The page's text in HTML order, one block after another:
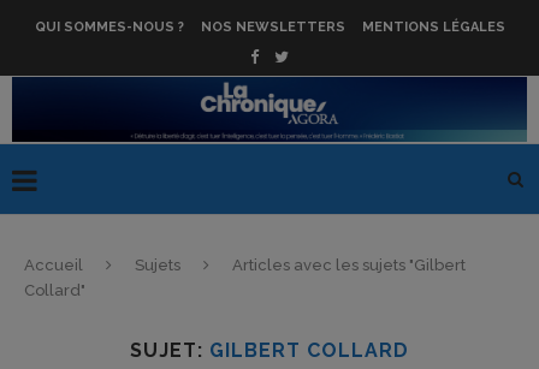
QUI SOMMES-NOUS ? NOS NEWSLETTERS MENTIONS LÉGALES
Accueil Sujets
Articles avec les sujets "Gilbert
Collard"
SUJET: GILBERT COLLARD